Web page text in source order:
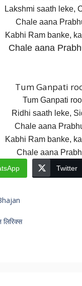
Lakshmi saath leke,
Chale aana
Kabhi Ram banke,
Chale aana
Tum Ganpati
Tum Ganpati
Ridhi saath leke,
Chale aana
Kabhi Ram banke,
Chale aana
Twitter
लिरिक्स